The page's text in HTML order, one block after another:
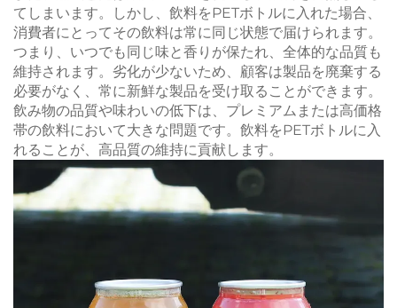
てしまいます。しかし、飲料をPETボトルに入れた場合、
消費者にとってその飲料は常に同じ状態で届けられます。
つまり、いつでも同じ味と香りが保たれ、全体的な品質も
維持されます。劣化が少ないため、顧客は製品を廃棄する
必要がなく、常に新鮮な製品を受け取ることができます。
飲み物の品質や味わいの低下は、プレミアムまたは高価格
帯の飲料において大きな問題です。飲料をPETボトルに入
れることが、高品質の維持に貢献します。